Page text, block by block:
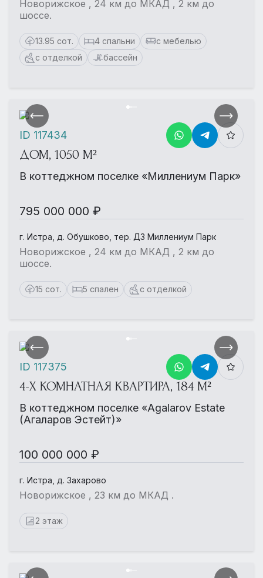
Новорижское , 24 км до МКАД , 2 км до
шоссе.
13.95 сот. 4 спальни
с мебелью
с отделкой
бассейн
ДОМ, 1050 М²
В коттеджном поселке «Миллениум Парк»
795 000 000 ₽
г. Истра, д. Обушково, тер. ДЗ Миллениум Парк
Новорижское , 24 км до МКАД , 2 км до
шоссе.
15 сот. 5 спален с отделкой
ID 117434
4-Х КОМНАТНАЯ КВАРТИРА, 184 М²
В коттеджном поселке «Agalarov Estate
(Агаларов Эстейт)»
100 000 000 ₽
г. Истра, д. Захарово
Новорижское , 23 км до МКАД .
2 этаж
ID 117375